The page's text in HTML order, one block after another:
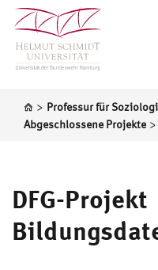
>
Abgeschlossene Projekte >
DFG-Projekt